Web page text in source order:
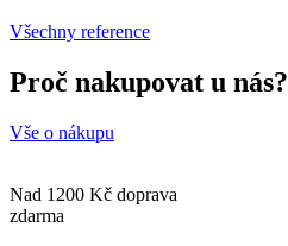
Všechny reference
Proč nakupovat u nás?
Vše o nákupu
Nad 1200 Kč doprava
zdarma